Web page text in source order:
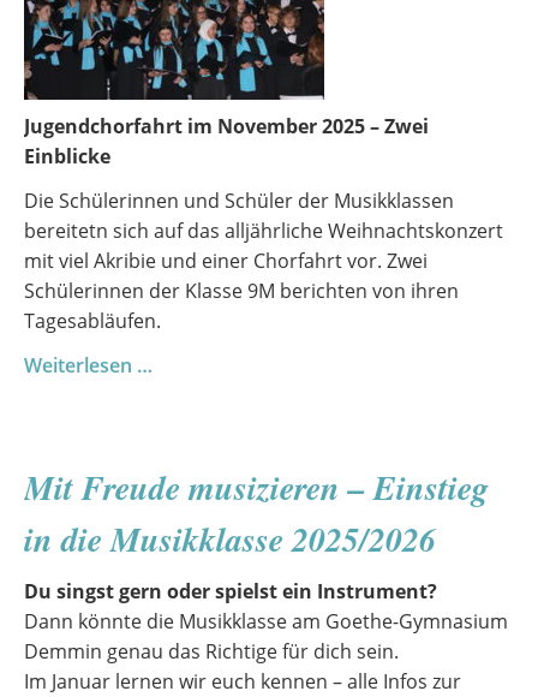
Jugendchorfahrt im November 2025 – Zwei
Einblicke
Die Schülerinnen und Schüler der Musikklassen
bereitetn sich auf das alljährliche Weihnachtskonzert
mit viel Akribie und einer Chorfahrt vor. Zwei
Schülerinnen der Klasse 9M berichten von ihren
Tagesabläufen.
Weiterlesen …
im
2025
Mit Freude musizieren – Einstieg
in die Musikklasse 2025/2026
Du singst gern oder spielst ein Instrument?
Dann könnte die Musikklasse am Goethe-Gymnasium
Demmin genau das Richtige für dich sein.
Im Januar lernen wir euch kennen – alle Infos zur